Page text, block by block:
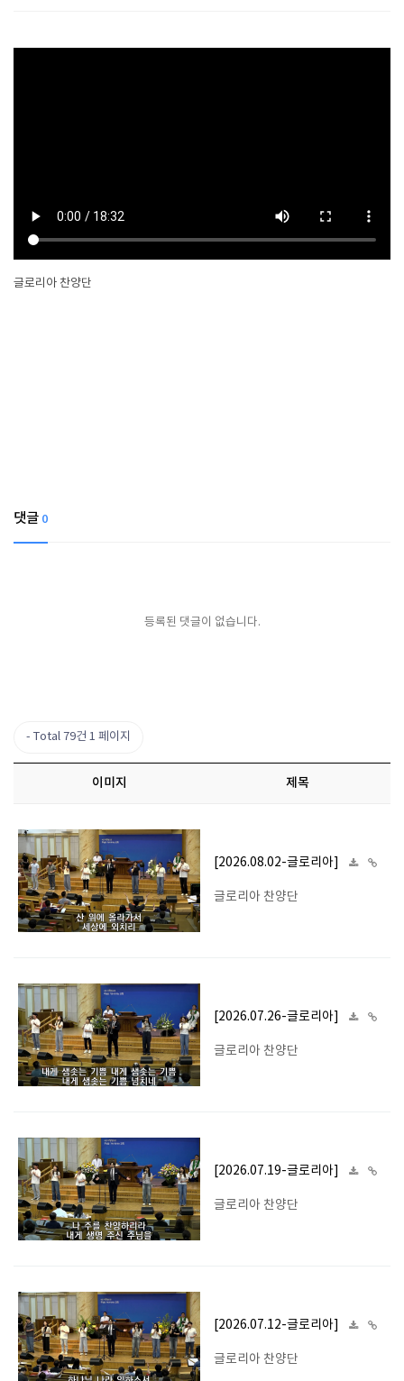
글로리아 찬양단
댓글 0
등록된 댓글이 없습니다.
Total 79건 1 페이지
이미지 제목
[2026.08.02-글로리아]
글로리아 찬양단
[2026.07.26-글로리아]
글로리아 찬양단
[2026.07.19-글로리아]
글로리아 찬양단
[2026.07.12-글로리아]
글로리아 찬양단